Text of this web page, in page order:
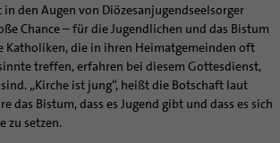
Caritas
Heiner
für Seelsorgende
in den Augen von Diözesanjugendseelsorger
Chance – für die Jugendlichen und das Bistum
Katholiken, die in ihren Heimatgemeinden oft
treffen, erfahren bei diesem Gottesdienst,
„Kirche ist jung“, heißt die Botschaft laut
das Bistum, dass es Jugend gibt und dass es sich
zu setzen.